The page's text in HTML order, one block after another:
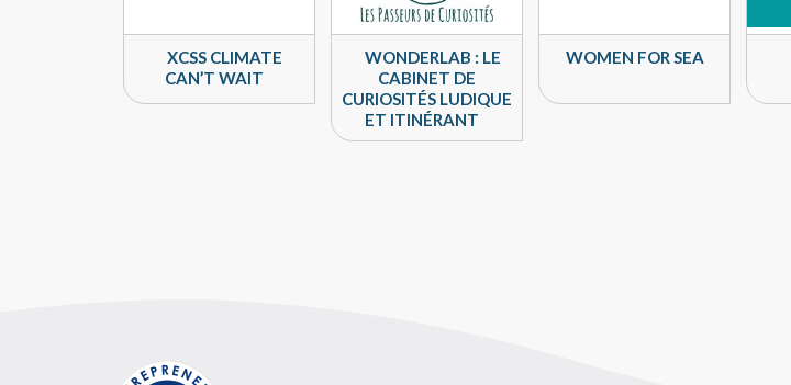
XCSS CLIMATE
CAN’T WAIT
WONDERLAB : LE
CABINET DE
CURIOSITÉS LUDIQUE
ET ITINÉRANT
WOMEN FOR SEA